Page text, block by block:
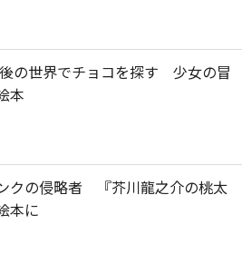
の世界でチョコを探す 少女の冒
本
クの侵略者 『芥川龍之介の桃太
本に